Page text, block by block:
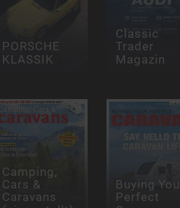
PORSCHE
KLASSIK
Classic
Trader
Magazin
Camping,
Cars &
Caravans
Buying
Perfect